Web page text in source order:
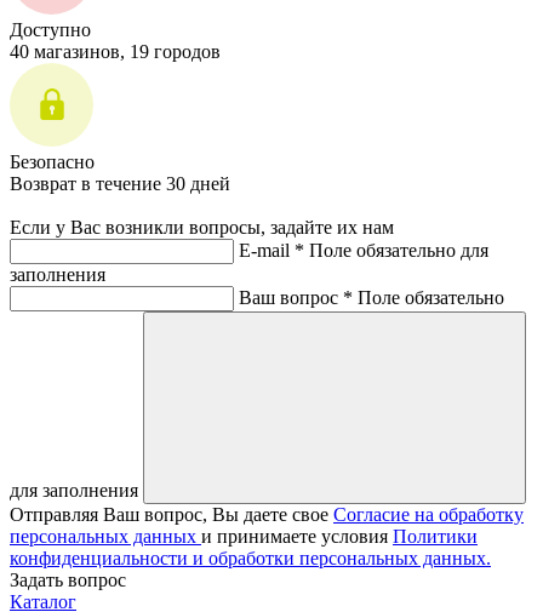
Доступно
40 магазинов, 19 городов
Безопасно
Возврат в течение 30 дней
Если у Вас возникли вопросы, задайте их нам
E-mail * Поле обязательно для
заполнения
Ваш вопрос * Поле обязательно
для заполнения
Отправляя Ваш вопрос, Вы даете свое Согласие на обработку
персональных данных и принимаете условия Политики
конфиденциальности и обработки персональных данных.
Задать вопрос
Каталог